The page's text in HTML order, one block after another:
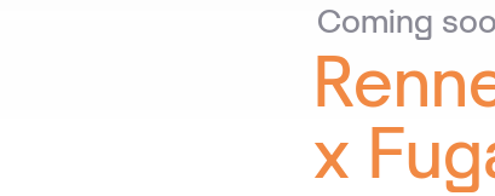
Coming
x